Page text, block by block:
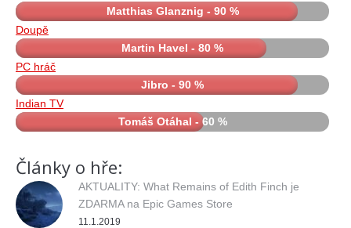
Matthias Glanznig - 90 %
Doupě
Martin Havel - 80 %
PC hráč
Jibro - 90 %
Indian TV
Tomáš Otáhal - 60 %
Články o hře:
AKTUALITY: What Remains of Edith Finch je
ZDARMA na Epic Games Store
11.1.2019